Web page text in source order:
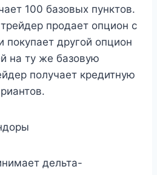
100 базовых пунктов.
продает опцион с
покупает другой опцион
на ту же базовую
получает кредитную
дельта-